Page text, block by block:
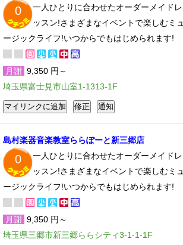
0
一人ひとりに合わせたオーダーメイドレ
ッスン!さまざまなイベントで楽しむミュ
ージックライフ!いつからでもはじめられます!
月謝 9,350 円～
埼玉県富士見市山室1-1313-1F
島村楽器音楽教室ららぽーと新三郷店
0
一人ひとりに合わせたオーダーメイドレ
ッスン!さまざまなイベントで楽しむミュ
ージックライフ!いつからでもはじめられます!
月謝 9,350 円～
埼玉県三郷市新三郷ららシティ3-1-1-1F